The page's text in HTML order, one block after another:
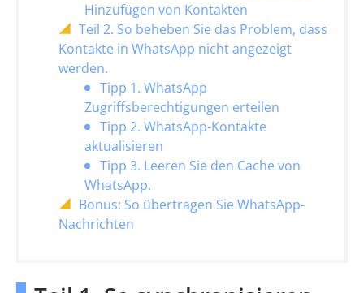
Hinzufügen von Kontakten
Teil 2. So beheben Sie das Problem, dass
Kontakte in WhatsApp nicht angezeigt
werden.
Tipp 1. WhatsApp
Zugriffsberechtigungen erteilen
Tipp 2. WhatsApp-Kontakte
aktualisieren
Tipp 3. Leeren Sie den Cache von
WhatsApp.
Bonus: So übertragen Sie WhatsApp-
Nachrichten